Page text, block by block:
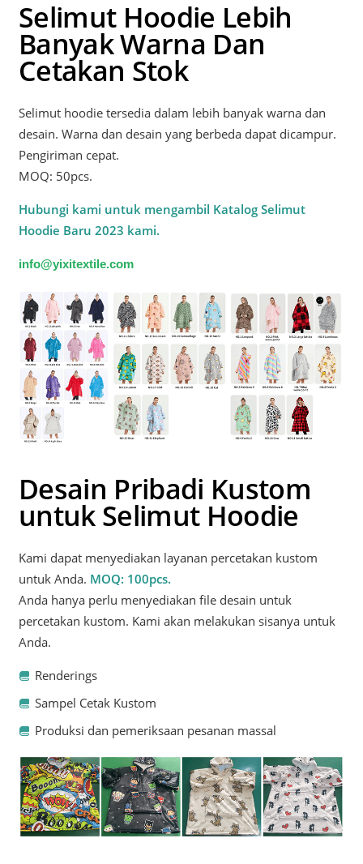
Selimut Hoodie Lebih
Banyak Warna Dan
Cetakan Stok
Selimut hoodie tersedia dalam lebih banyak warna dan
desain. Warna dan desain yang berbeda dapat dicampur.
Pengiriman cepat.
MOQ: 50pcs.
Hubungi kami untuk mengambil Katalog Selimut
Hoodie Baru 2023 kami.
info@yixitextile.com
Desain Pribadi Kustom
untuk Selimut Hoodie
Kami dapat menyediakan layanan percetakan kustom
untuk Anda. MOQ: 100pcs.
Anda hanya perlu menyediakan file desain untuk
percetakan kustom. Kami akan melakukan sisanya untuk
Anda.
Renderings
Sampel Cetak Kustom
Produksi dan pemeriksaan pesanan massal